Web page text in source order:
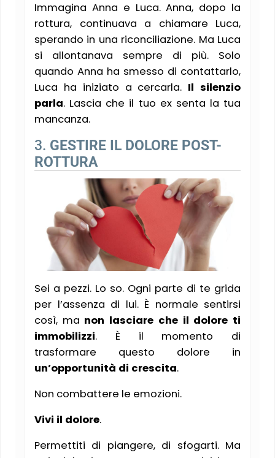
Immagina Anna e Luca. Anna, dopo la
rottura, continuava a chiamare Luca,
sperando in una riconciliazione. Ma Luca
si allontanava sempre di più. Solo
quando Anna ha smesso di contattarlo,
Luca ha iniziato a cercarla. Il silenzio
parla. Lascia che il tuo ex senta la tua
mancanza.
3. GESTIRE IL DOLORE POST-
ROTTURA
Sei a pezzi. Lo so. Ogni parte di te grida
per l’assenza di lui. È normale sentirsi
così, ma non lasciare che il dolore ti
immobilizzi. È il momento di
trasformare questo dolore in
un’opportunità di crescita.
Non combattere le emozioni.
Vivi il dolore.
Permettiti di piangere, di sfogarti. Ma